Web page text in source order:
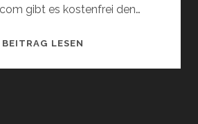
gibt es kostenfrei den…
BEITRAG LESEN